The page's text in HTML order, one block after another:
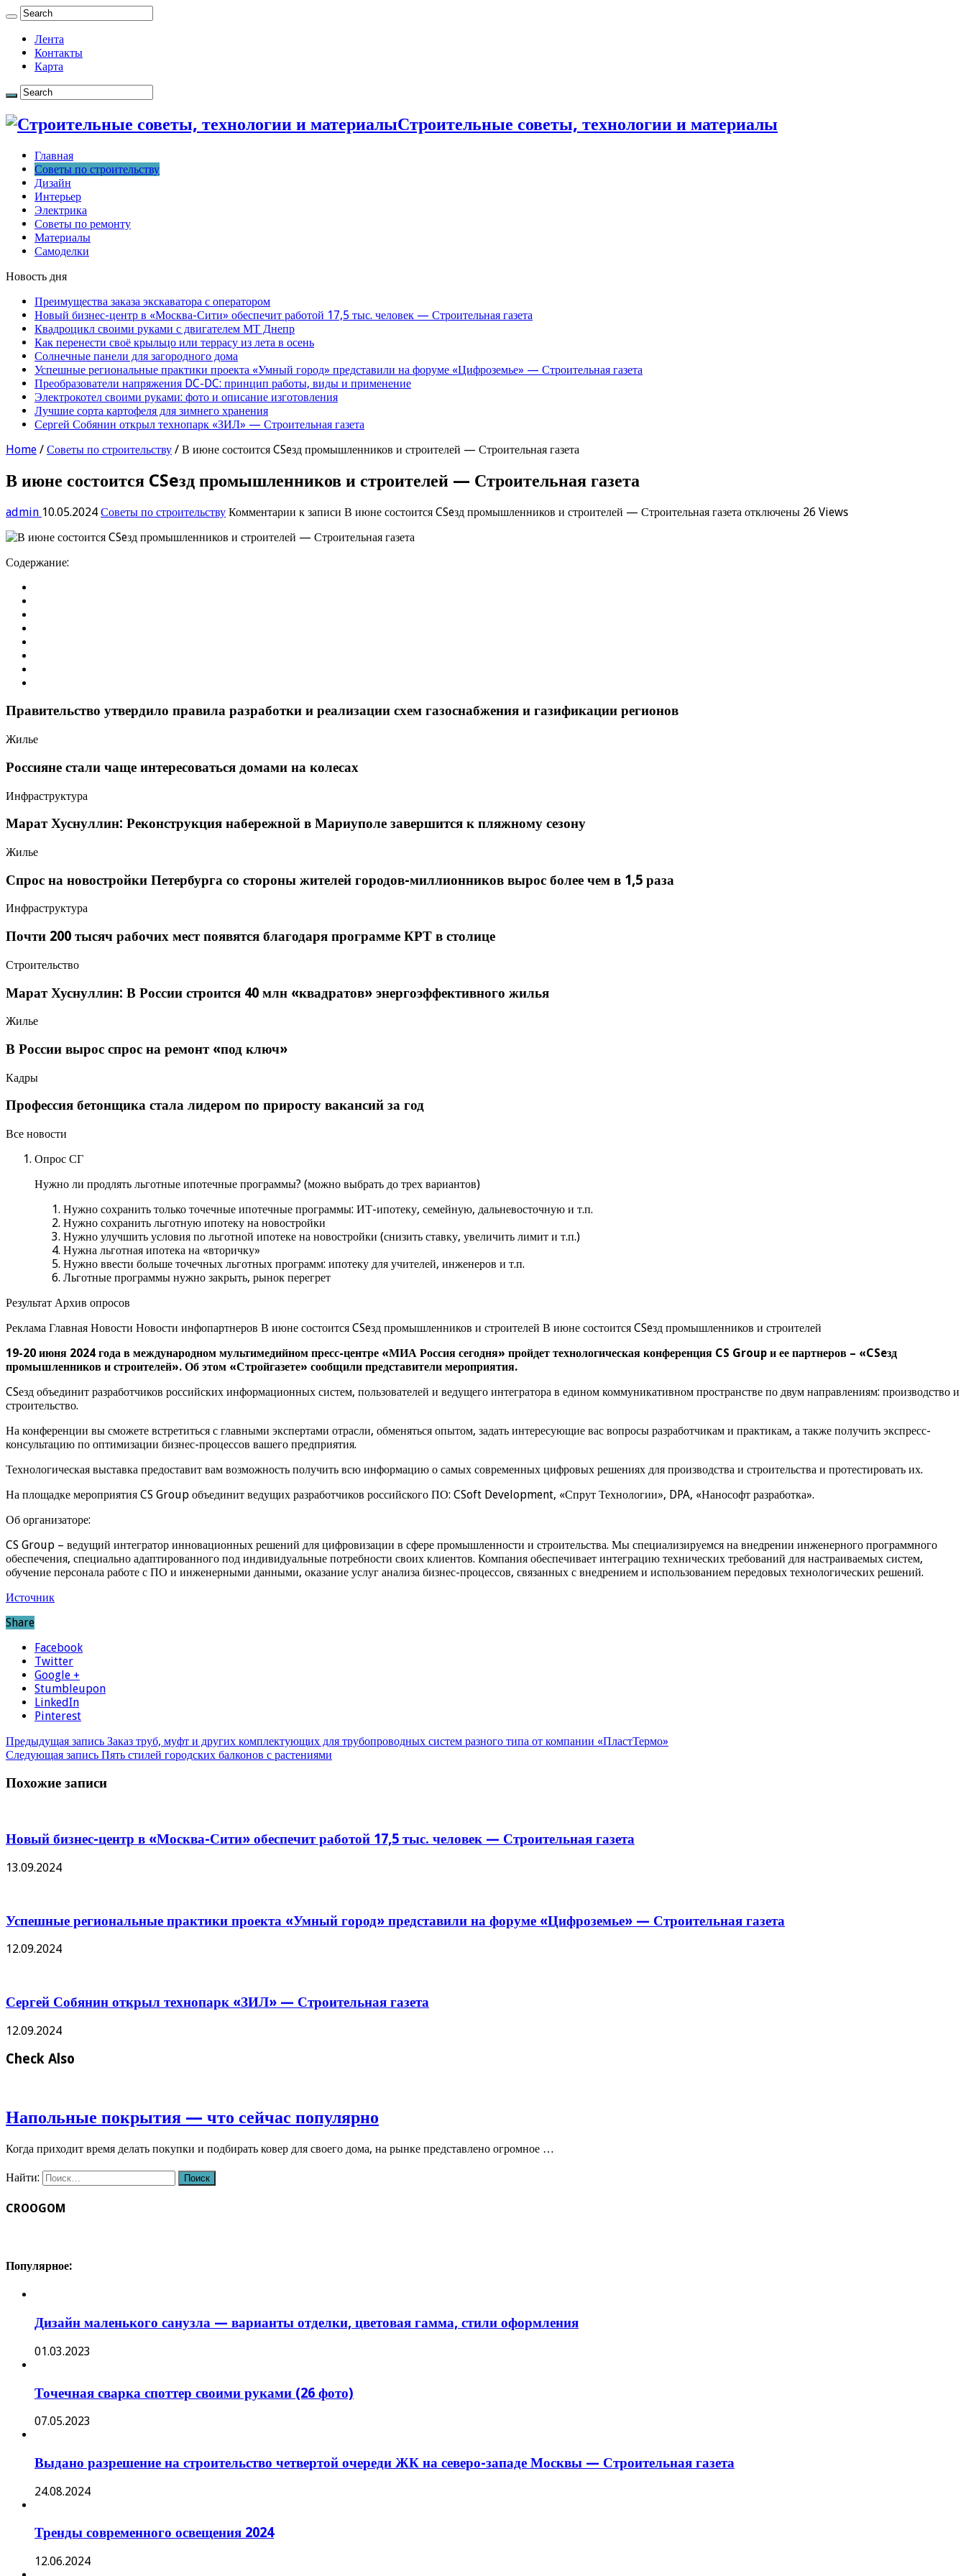
Лента
Контакты
Карта
Строительные советы, технологии и материалы
Главная
Советы по строительству
Дизайн
Интерьер
Электрика
Советы по ремонту
Материалы
Самоделки
Новость дня
Преимущества заказа экскаватора с оператором
Новый бизнес-центр в «Москва-Сити» обеспечит работой 17,5 тыс. человек — Строительная газета
Квадроцикл своими руками с двигателем МТ Днепр
Как перенести своё крыльцо или террасу из лета в осень
Солнечные панели для загородного дома
Успешные региональные практики проекта «Умный город» представили на форуме «Цифроземье» — Строительная газета
Преобразователи напряжения DC-DC: принцип работы, виды и применение
Электрокотел своими руками: фото и описание изготовления
Лучшие сорта картофеля для зимнего хранения
Сергей Собянин открыл технопарк «ЗИЛ» — Строительная газета
Home / Советы по строительству / В июне состоится CSeзд промышленников и строителей — Строительная газета
В июне состоится CSeзд промышленников и строителей — Строительная газета
admin 10.05.2024 Советы по строительству Комментарии к записи В июне состоится CSeзд промышленников и строителей — Строительная газета отключены 26 Views
Содержание:
Правительство утвердило правила разработки и реализации схем газоснабжения и газификации регионов
Жилье
Россияне стали чаще интересоваться домами на колесах
Инфраструктура
Марат Хуснуллин: Реконструкция набережной в Мариуполе завершится к пляжному сезону
Жилье
Спрос на новостройки Петербурга со стороны жителей городов-миллионников вырос более чем в 1,5 раза
Инфраструктура
Почти 200 тысяч рабочих мест появятся благодаря программе КРТ в столице
Строительство
Марат Хуснуллин: В России строится 40 млн «квадратов» энергоэффективного жилья
Жилье
В России вырос спрос на ремонт «под ключ»
Кадры
Профессия бетонщика стала лидером по приросту вакансий за год
Все новости
Опрос СГ
Нужно ли продлять льготные ипотечные программы? (можно выбрать до трех вариантов)
Нужно сохранить только точечные ипотечные программы: ИТ-ипотеку, семейную, дальневосточную и т.п.
Нужно сохранить льготную ипотеку на новостройки
Нужно улучшить условия по льготной ипотеке на новостройки (снизить ставку, увеличить лимит и т.п.)
Нужна льготная ипотека на «вторичку»
Нужно ввести больше точечных льготных программ: ипотеку для учителей, инженеров и т.п.
Льготные программы нужно закрыть, рынок перегрет
Результат Архив опросов
Реклама Главная Новости Новости инфопартнеров В июне состоится CSeзд промышленников и строителей В июне состоится CSeзд промышленников и строителей
19-20 июня 2024 года в международном мультимедийном пресс-центре «МИА Россия сегодня» пройдет технологическая конференция CS Group и ее партнеров – «CSeзд
промышленников и строителей». Об этом «Стройгазете» сообщили представители мероприятия.
CSезд объединит разработчиков российских информационных систем, пользователей и ведущего интегратора в едином коммуникативном пространстве по двум направлениям: производство и
строительство.
На конференции вы сможете встретиться с главными экспертами отрасли, обменяться опытом, задать интересующие вас вопросы разработчикам и практикам, а также получить экспресс-
консультацию по оптимизации бизнес-процессов вашего предприятия.
Технологическая выставка предоставит вам возможность получить всю информацию о самых современных цифровых решениях для производства и строительства и протестировать их.
На площадке мероприятия CS Group объединит ведущих разработчиков российского ПО: CSoft Development, «Спрут Технологии», DPA, «Нанософт разработка».
Об организаторе:
CS Group – ведущий интегратор инновационных решений для цифровизации в сфере промышленности и строительства. Мы специализируемся на внедрении инженерного программного
обеспечения, специально адаптированного под индивидуальные потребности своих клиентов. Компания обеспечивает интеграцию технических требований для настраиваемых систем,
обучение персонала работе с ПО и инженерными данными, оказание услуг анализа бизнес-процессов, связанных с внедрением и использованием передовых технологических решений.
Источник
Share
Facebook
Twitter
Google +
Stumbleupon
LinkedIn
Pinterest
Предыдущая запись Заказ труб, муфт и других комплектующих для трубопроводных систем разного типа от компании «ПластТермо»
Следующая запись Пять стилей городских балконов с растениями
Похожие записи
Новый бизнес-центр в «Москва-Сити» обеспечит работой 17,5 тыс. человек — Строительная газета
13.09.2024
Успешные региональные практики проекта «Умный город» представили на форуме «Цифроземье» — Строительная газета
12.09.2024
Сергей Собянин открыл технопарк «ЗИЛ» — Строительная газета
12.09.2024
Check Also
Напольные покрытия — что сейчас популярно
Когда приходит время делать покупки и подбирать ковер для своего дома, на рынке представлено огромное …
Найти:
CROOGOM
Популярное:
Дизайн маленького санузла — варианты отделки, цветовая гамма, стили оформления
01.03.2023
Точечная сварка споттер своими руками (26 фото)
07.05.2023
Выдано разрешение на строительство четвертой очереди ЖК на северо-западе Москвы — Строительная газета
24.08.2024
Тренды современного освещения 2024
12.06.2024